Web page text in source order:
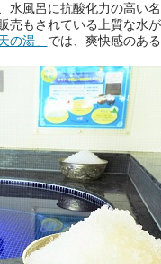
水風呂に抗酸化力の高い
売もされている上質な水
の湯」 では、爽快感のあ